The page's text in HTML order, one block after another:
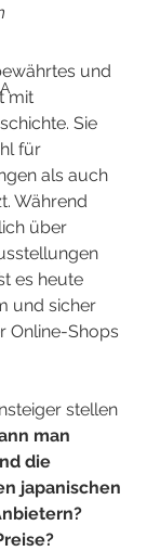
und
mit
Sie
für
als auch
Während
über
es heute
und sicher
Online-Shops
stellen
man
die
japanischen